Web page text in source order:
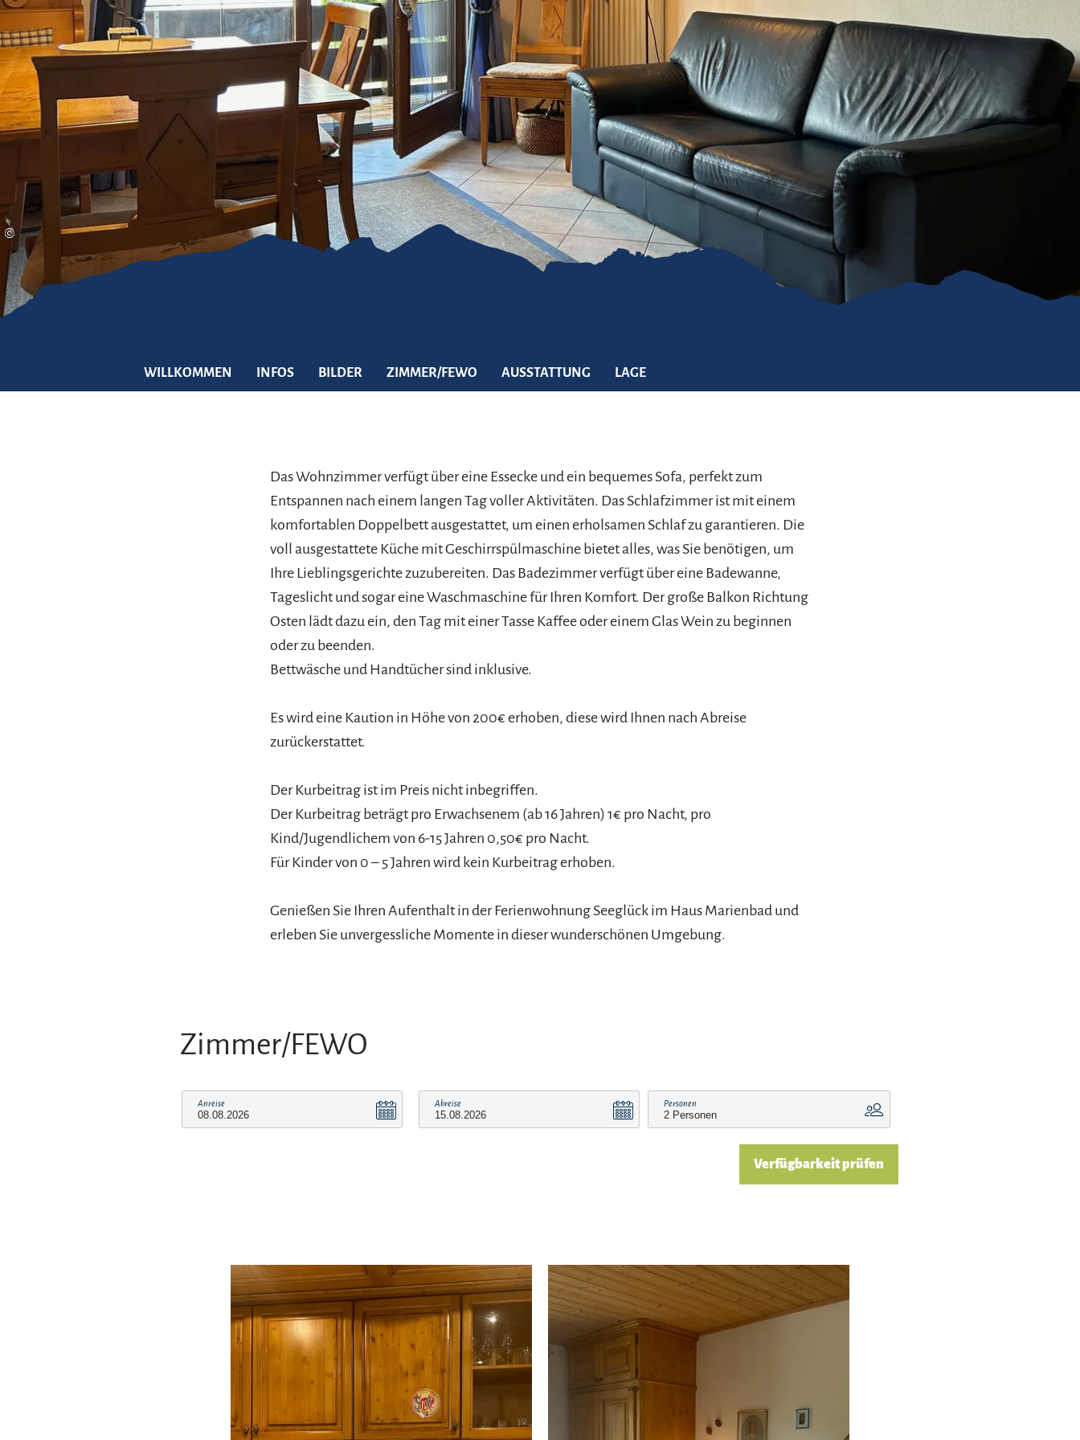
Gleitschirmfliegen &
Luftsport
Interaktive Vollbildkarte
Barrierefreiheit im
Chiemgau
Chiemgau G'schichten
©
WILLKOMMEN INFOS BILDER ZIMMER/FEWO AUSSTATTUNG LAGE
Das Wohnzimmer verfügt über eine Essecke und ein bequemes Sofa, perfekt zum
Entspannen nach einem langen Tag voller Aktivitäten. Das Schlafzimmer ist mit einem
komfortablen Doppelbett ausgestattet, um einen erholsamen Schlaf zu garantieren. Die
voll ausgestattete Küche mit Geschirrspülmaschine bietet alles, was Sie benötigen, um
Ihre Lieblingsgerichte zuzubereiten. Das Badezimmer verfügt über eine Badewanne,
Tageslicht und sogar eine Waschmaschine für Ihren Komfort. Der große Balkon Richtung
Osten lädt dazu ein, den Tag mit einer Tasse Kaffee oder einem Glas Wein zu beginnen
oder zu beenden.
Bettwäsche und Handtücher sind inklusive.
Es wird eine Kaution in Höhe von 200€ erhoben, diese wird Ihnen nach Abreise
zurückerstattet.
Der Kurbeitrag ist im Preis nicht inbegriffen.
Der Kurbeitrag beträgt pro Erwachsenem (ab 16 Jahren) 1€ pro Nacht, pro
Kind/Jugendlichem von 6-15 Jahren 0,50€ pro Nacht.
Für Kinder von 0 – 5 Jahren wird kein Kurbeitrag erhoben.
Genießen Sie Ihren Aufenthalt in der Ferienwohnung Seeglück im Haus Marienbad und
erleben Sie unvergessliche Momente in dieser wunderschönen Umgebung.
Zimmer/FEWO
Anreise Abreise Personen
Verfügbarkeit prüfen